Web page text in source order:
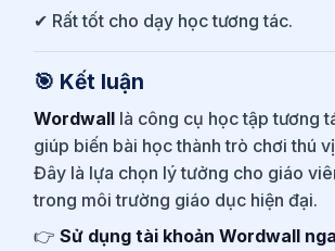
✔ Rất tốt cho dạy học tương tác.
🎯 Kết luận
Wordwall là công cụ học tập tương
giúp biến bài học thành trò chơi thú
Đây là lựa chọn lý tưởng cho giáo
trong môi trường giáo dục hiện đại.
👉 Sử dụng tài khoản Wordwall